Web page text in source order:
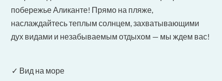
побережье Аликанте! Прямо на пляже,
наслаждайтесь теплым солнцем, захватывающими
дух видами и незабываемым отдыхом — мы ждем вас!
✓ Вид на море